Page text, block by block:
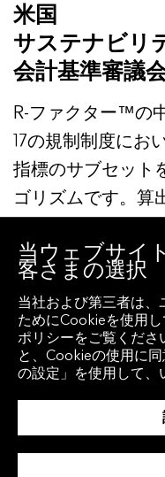
米国
サステナビリ
会計基準審議会
R-ファクター™の
17の規制制度にお
指標のサブセット
ゴリズムです。算
析フレームワー
いています。
が高く、すべての
開されています。
界各国の企業が財
ィに関する情報を
ること、およびそ
けて整合性と信頼
当ウェブサイ
客さまの選択
当社および第三者は
ためにCookieを使用
ポリシーをご覧くださ
と、Cookieの使用に
の設定」を使用して、